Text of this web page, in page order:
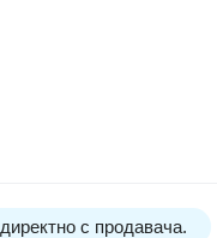
с продавача.